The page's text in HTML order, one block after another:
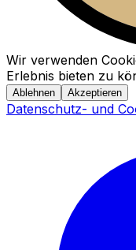
Wir verwenden
Erlebnis bieten zu
Ablehnen Akzeptieren
Datenschutz- und